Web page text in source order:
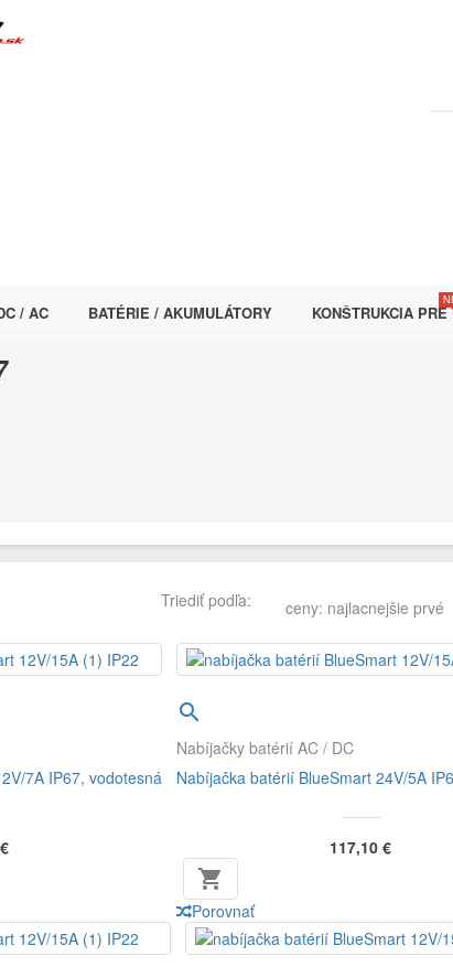
/ AC BATÉRIE / AKUMULÁTORY KONŠTRUKCIA
Triediť podľa: ceny: najlacnejšie prvé
7A IP67, vodotesná

Nabíjačky batérií AC / DC
Nabíjačka batérií BlueSmart 24V/5A
117,10 €

Porovnať